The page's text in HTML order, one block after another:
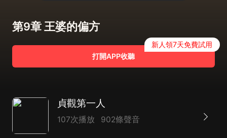
第9章 王婆的偏方
打開APP收聽
新人領7天免費試用
貞觀第一人
107次播放 902條聲音